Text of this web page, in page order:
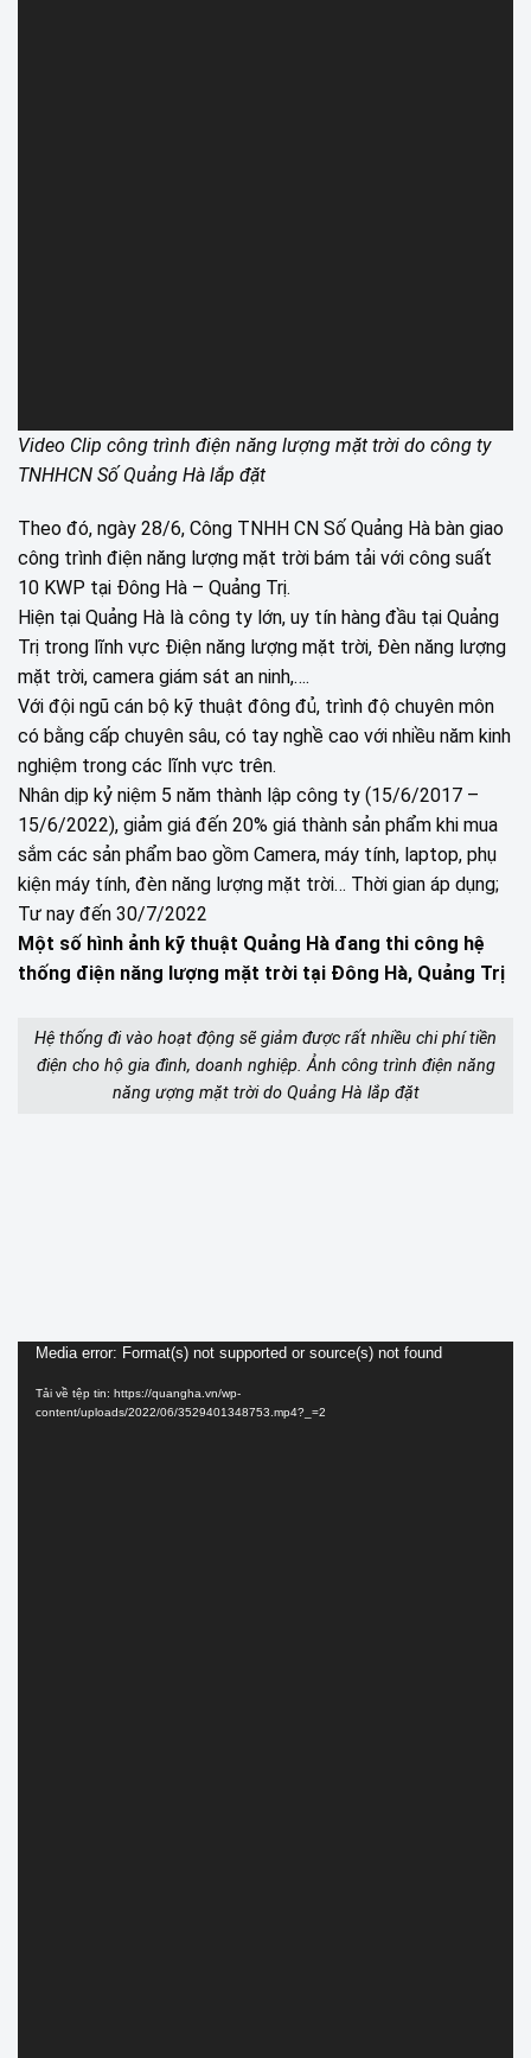
Video Clip công trình điện năng lượng mặt trời do công ty
TNHHCN Số Quảng Hà lắp đặt
Theo đó, ngày 28/6, Công TNHH CN Số Quảng Hà bàn giao
công trình điện năng lượng mặt trời bám tải với công suất
10 KWP tại Đông Hà – Quảng Trị.
Hiện tại Quảng Hà là công ty lớn, uy tín hàng đầu tại Quảng
Trị trong lĩnh vực Điện năng lượng mặt trời, Đèn năng lượng
mặt trời, camera giám sát an ninh,….
Với đội ngũ cán bộ kỹ thuật đông đủ, trình độ chuyên môn
có bằng cấp chuyên sâu, có tay nghề cao với nhiều năm kinh
nghiệm trong các lĩnh vực trên.
Nhân dịp kỷ niệm 5 năm thành lập công ty (15/6/2017 –
15/6/2022), giảm giá đến 20% giá thành sản phẩm khi mua
sắm các sản phẩm bao gồm Camera, máy tính, laptop, phụ
kiện máy tính, đèn năng lượng mặt trời… Thời gian áp dụng;
Tư nay đến 30/7/2022
Một số hình ảnh kỹ thuật Quảng Hà đang thi công hệ
thống điện năng lượng mặt trời tại Đông Hà, Quảng Trị
Hệ thống đi vào hoạt động sẽ giảm được rất nhiều chi phí tiền
điện cho hộ gia đình, doanh nghiệp. Ảnh công trình điện năng
năng ượng mặt trời do Quảng Hà lắp đặt
Trình
chơi
Video
Media error: Format(s) not supported or source(s) not found
Tải về tệp tin: https://quangha.vn/wp-
content/uploads/2022/06/3529401348753.mp4?_=2